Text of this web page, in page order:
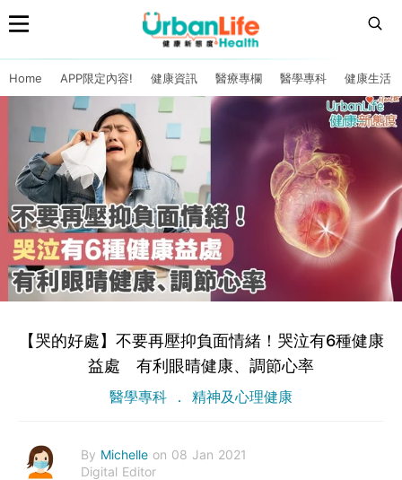
Home APP限定內容! 健康資訊 醫療專欄 醫學專科 健康生活
【哭的好處】不要再壓抑負面情緒！哭泣有6種健康
益處 有利眼晴健康、調節心率
醫學專科 精神及心理健康
By Michelle on 08 Jan 2021
Digital Editor